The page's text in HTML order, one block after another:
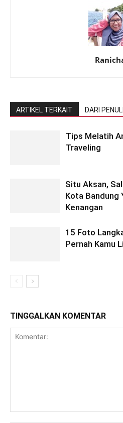
ARTIKEL TERKAIT DARI
Tips Melatih
Traveling
Situ Aksan,
Kota Bandung
Kenangan
15 Foto
Pernah Kamu
TINGGALKAN KOMENTAR